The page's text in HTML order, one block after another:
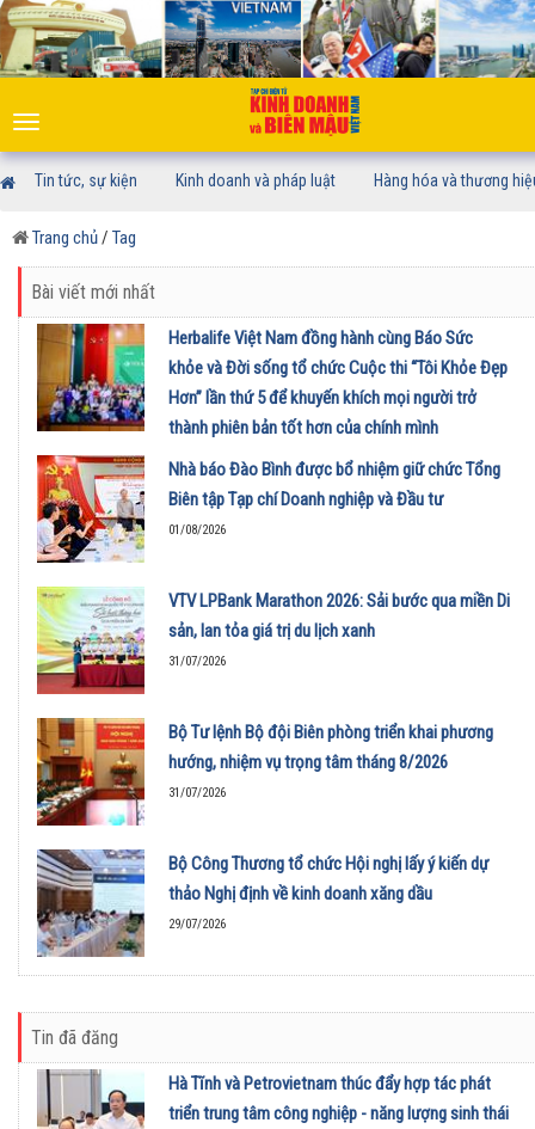
Toggle
navigation
Tin tức, sự kiện Kinh doanh và pháp luật Hàng hóa và thương
Trang chủ/ Tag
Bài viết mới nhất
Herbalife Việt Nam đồng hành cùng Báo Sức
khỏe và Đời sống tổ chức Cuộc thi “Tôi Khỏe Đẹp
Hơn” lần thứ 5 để khuyến khích mọi người trở
thành phiên bản tốt hơn của chính mình
01/08/2026
Nhà báo Đào Bình được bổ nhiệm giữ chức Tổng
Biên tập Tạp chí Doanh nghiệp và Đầu tư
01/08/2026
VTV LPBank Marathon 2026: Sải bước qua miền Di
sản, lan tỏa giá trị du lịch xanh
31/07/2026
Bộ Tư lệnh Bộ đội Biên phòng triển khai phương
hướng, nhiệm vụ trọng tâm tháng 8/2026
31/07/2026
Bộ Công Thương tổ chức Hội nghị lấy ý kiến dự
thảo Nghị định về kinh doanh xăng dầu
29/07/2026
Tin đã đăng
Hà Tĩnh và Petrovietnam thúc đẩy hợp tác phát
triển trung tâm công nghiệp - năng lượng sinh thái